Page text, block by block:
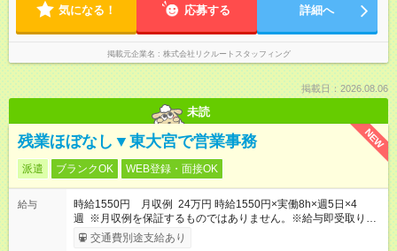
気になる！ 応募する 詳細へ
掲載元企業名 株式会社リクルートスタッフィング
掲載日：2026.08.06
未読
NEW
残業ほぼなし▼東大宮で営業事務
派遣 ブランクOK WEB登録・面接OK
給与
時給1550円 月収例 24万円 時給1550円×実働8h×週5日×4
週 ※月収例を保証するものではありません。※給与即受取りサ
ービス利用可（利用条件有）
交通費別途支給あり